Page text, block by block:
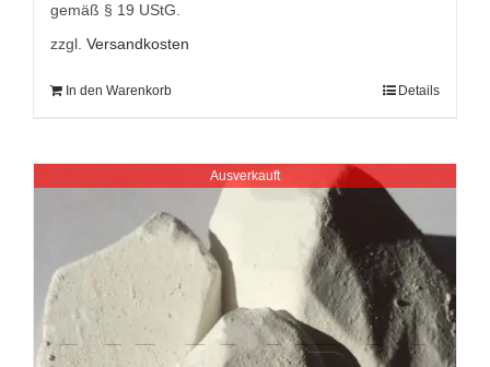
gemäß § 19 UStG.
zzgl. Versandkosten
In den Warenkorb Details
Ausverkauft